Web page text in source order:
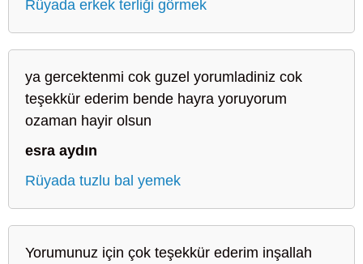
Rüyada erkek terliği görmek
ya gercektenmi cok guzel yorumladiniz cok
teşekkür ederim bende hayra yoruyorum
ozaman hayir olsun
esra aydın
Rüyada tuzlu bal yemek
Yorumunuz için çok teşekkür ederim inşallah